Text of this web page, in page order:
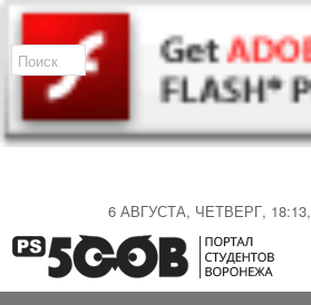
6 АВГУСТА, ЧЕТВЕРГ,